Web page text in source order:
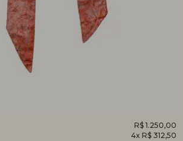
R$ 1.250,00
4x R$ 312,50